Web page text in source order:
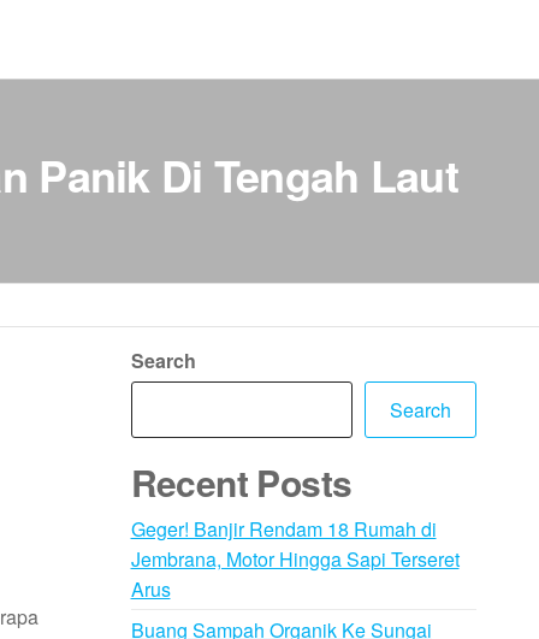
Panik Di Tengah Laut
Search
Search
Recent Posts
Geger! Banjir Rendam 18 Rumah di
Jembrana, Motor Hingga Sapi Terseret
Arus
Buang Sampah Organik Ke Sungai